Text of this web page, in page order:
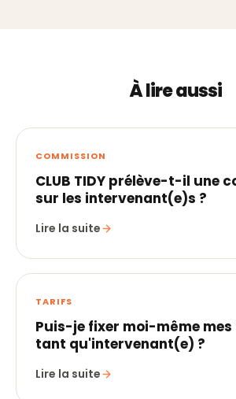
À lire aussi
COMMISSION
CLUB TIDY prélève-t-il une
sur les intervenant(e)s ?
Lire la suite
TARIFS
Puis-je fixer moi-même
tant qu'intervenant(e) ?
Lire la suite